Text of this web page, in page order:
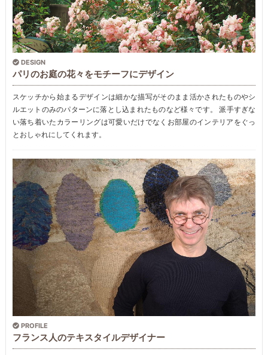
DESIGN
パリのお庭の花々をモチーフにデザイン
スケッチから始まるデザインは細かな描写がそのまま活かされたものやシ
ルエットのみのパターンに落とし込まれたものなど様々です。 派手すぎな
い落ち着いたカラーリングは可愛いだけでなくお部屋のインテリアをぐっ
とおしゃれにしてくれます。
PROFILE
フランス人のテキスタイルデザイナー